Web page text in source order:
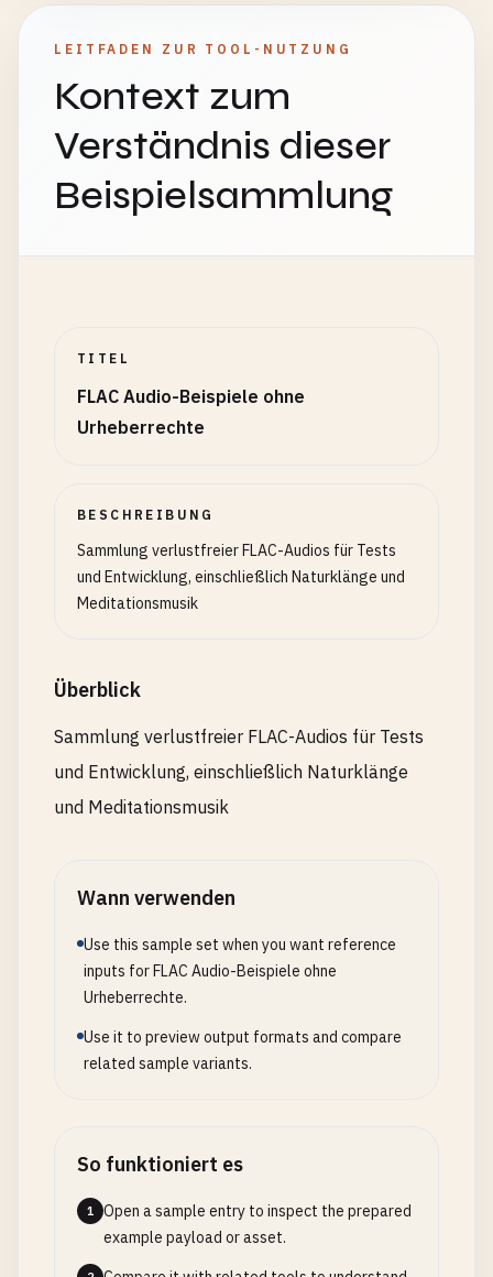
LEITFADEN ZUR TOOL-NUTZUNG
Kontext zum
Verständnis dieser
Beispielsammlung
TITEL
FLAC Audio-Beispiele ohne
Urheberrechte
BESCHREIBUNG
Sammlung verlustfreier FLAC-Audios für Tests
und Entwicklung, einschließlich Naturklänge und
Meditationsmusik
Überblick
Sammlung verlustfreier FLAC-Audios für Tests
und Entwicklung, einschließlich Naturklänge
und Meditationsmusik
Wann verwenden
Use this sample set when you want reference
inputs for FLAC Audio-Beispiele ohne
Urheberrechte.
Use it to preview output formats and compare
related sample variants.
So funktioniert es
1
Open a sample entry to inspect the prepared
example payload or asset.